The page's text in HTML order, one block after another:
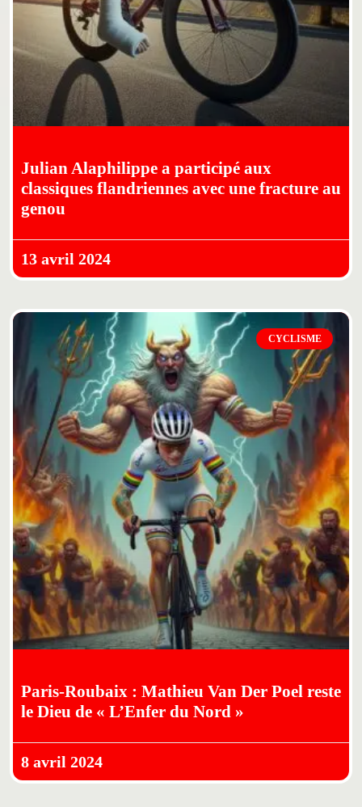
Julian Alaphilippe a participé aux
classiques flandriennes avec une fracture au
genou
13 avril 2024
CYCLISME
Paris-Roubaix : Mathieu Van Der Poel reste
le Dieu de « L’Enfer du Nord »
8 avril 2024